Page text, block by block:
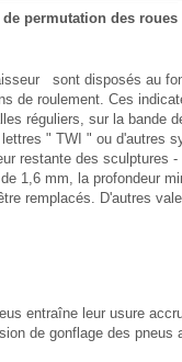
de permutation des roues
sont disposés au
de roulement. Ces
réguliers, sur la bande
" TWI " ou d'autres
restante des sculptures
1,6 mm, la profondeur
remplacés. D'autres
entraîne leur usure
de gonflage des